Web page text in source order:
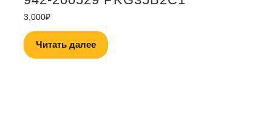
3,000₽
Читать далее